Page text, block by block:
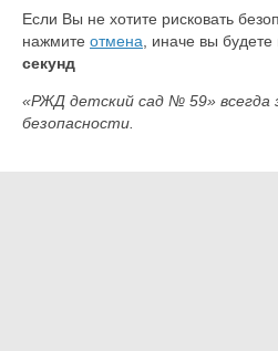
Если Вы не хотите рисковать
нажмите отмена , иначе вы
секунд
«РЖД детский сад № 59» всегда
безопасности.